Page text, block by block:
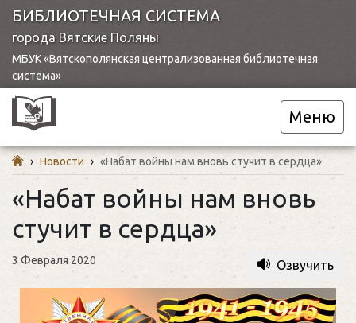
БИБЛИОТЕЧНАЯ СИСТЕМА
города Вятские Поляны
МБУК «Вятскополянская централизованная библиотечная
система»
Меню
› Новости › «Набат войны нам вновь стучит в сердца»
«Набат войны нам вновь
стучит в сердца»
3 Февраля 2020 Озвучить